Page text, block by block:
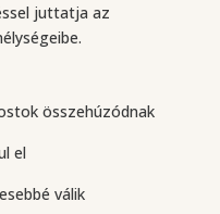
juttatja az
összehúzódnak
el
válik